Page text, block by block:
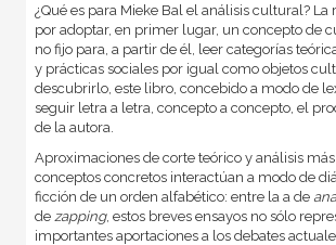
¿Qué es para Mieke Bal el análisis cultural? La
por adoptar, en primer lugar, un concepto de
no fijo para, a partir de él, leer categorías
y prácticas sociales por igual como objetos
descubrirlo, este libro, concebido a modo de
seguir letra a letra, concepto a concepto, el
de la autora.
Aproximaciones de corte teórico y análisis
conceptos concretos interactúan a modo de
ficción de un orden alfabético: entre la a de
de zapping, estos breves ensayos no sólo
importantes aportaciones a los debates